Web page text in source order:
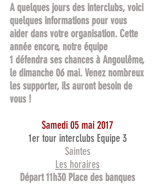
A quelques jours des interclubs, voici
quelques informations pour vous
aider dans votre organisation. Cette
année encore, notre équipe
1 défendra ses chances à Angoulême,
le dimanche 06 mai. Venez nombreux
les supporter, ils auront besoin de
vous !
Samedi 05 mai 2017
1er tour interclubs Equipe 3
Saintes
Les horaires
Départ 11h30 Place des banques